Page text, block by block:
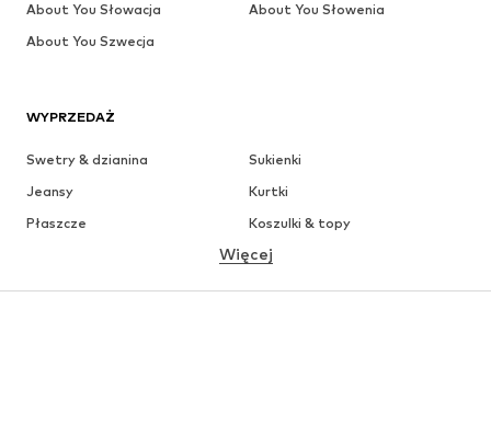
WYPRZEDAŻ
Swetry & dzianina
Sukienki
Jeansy
Kurtki
Płaszcze
Koszulki & topy
Bielizna
Spódnice
Bluzki & koszule
Więcej
About You Słowacja
About You Słowenia
About You Szwecja